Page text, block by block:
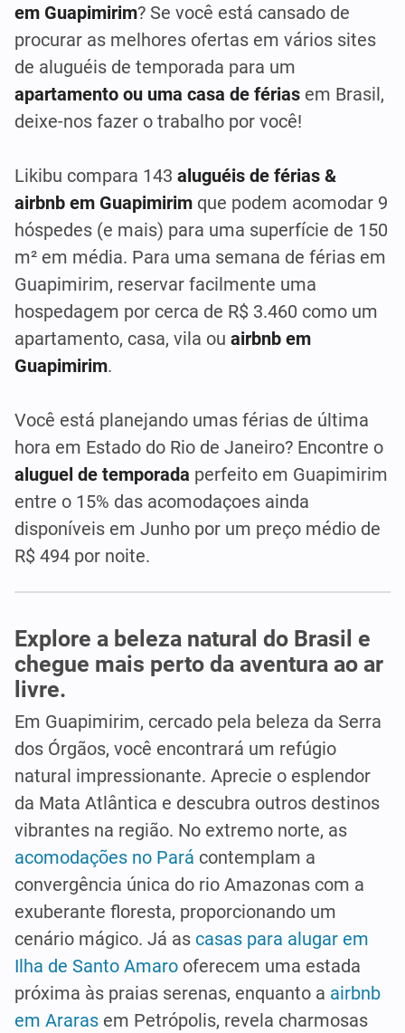
em Guapimirim? Se você está cansado de
procurar as melhores ofertas em vários sites
de aluguéis de temporada para um
apartamento ou uma casa de férias em Brasil,
deixe-nos fazer o trabalho por você!
Likibu compara 143 aluguéis de férias &
airbnb em Guapimirim que podem acomodar 9
hóspedes (e mais) para uma superfície de 150
m² em média. Para uma semana de férias em
Guapimirim, reservar facilmente uma
hospedagem por cerca de R$ 3.460 como um
apartamento, casa, vila ou airbnb em
Guapimirim.
Você está planejando umas férias de última
hora em Estado do Rio de Janeiro? Encontre o
aluguel de temporada perfeito em Guapimirim
entre o 15% das acomodaçoes ainda
disponíveis em Junho por um preço médio de
R$ 494 por noite.
Explore a beleza natural do Brasil e
chegue mais perto da aventura ao ar
livre.
Em Guapimirim, cercado pela beleza da Serra
dos Órgãos, você encontrará um refúgio
natural impressionante. Aprecie o esplendor
da Mata Atlântica e descubra outros destinos
vibrantes na região. No extremo norte, as
acomodações no Pará contemplam a
convergência única do rio Amazonas com a
exuberante floresta, proporcionando um
cenário mágico. Já as casas para alugar em
Ilha de Santo Amaro oferecem uma estada
próxima às praias serenas, enquanto a airbnb
em Araras em Petrópolis, revela charmosas